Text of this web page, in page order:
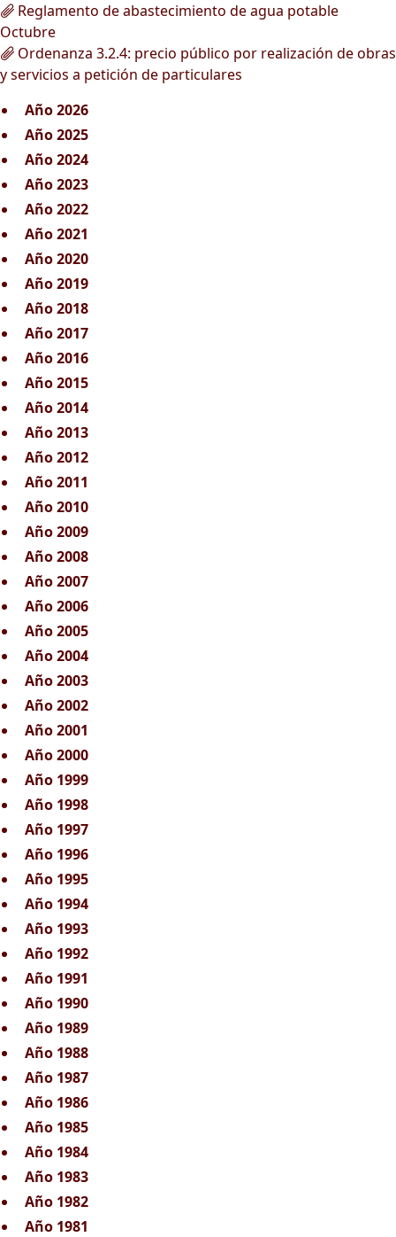
Reglamento de abastecimiento de agua potable
Octubre
Ordenanza 3.2.4: precio público por realización de obras
y servicios a petición de particulares
Año 2026
Año 2025
Año 2024
Año 2023
Año 2022
Año 2021
Año 2020
Año 2019
Año 2018
Año 2017
Año 2016
Año 2015
Año 2014
Año 2013
Año 2012
Año 2011
Año 2010
Año 2009
Año 2008
Año 2007
Año 2006
Año 2005
Año 2004
Año 2003
Año 2002
Año 2001
Año 2000
Año 1999
Año 1998
Año 1997
Año 1996
Año 1995
Año 1994
Año 1993
Año 1992
Año 1991
Año 1990
Año 1989
Año 1988
Año 1987
Año 1986
Año 1985
Año 1984
Año 1983
Año 1982
Año 1981